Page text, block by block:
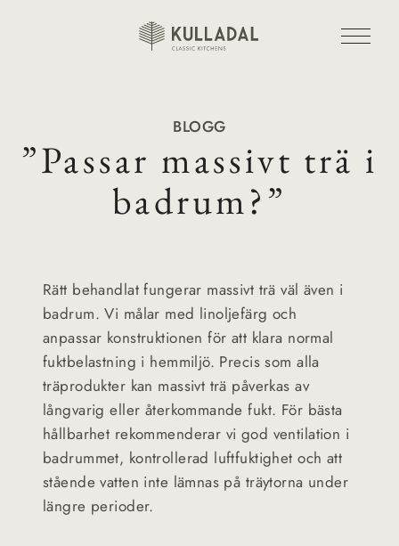
BLOGG
”Passar massivt trä i
badrum?”
Rätt behandlat fungerar massivt trä väl även i
badrum. Vi målar med linoljefärg och
anpassar konstruktionen för att klara normal
fuktbelastning i hemmiljö. Precis som alla
träprodukter kan massivt trä påverkas av
långvarig eller återkommande fukt. För bästa
hållbarhet rekommenderar vi god ventilation i
badrummet, kontrollerad luftfuktighet och att
stående vatten inte lämnas på träytorna under
längre perioder.